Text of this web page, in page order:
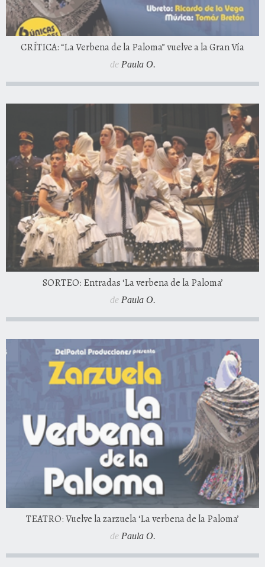
CRÍTICA: “La Verbena de la Paloma” vuelve a la Gran Vía
de Paula O.
SORTEO: Entradas ‘La verbena de la Paloma’
de Paula O.
TEATRO: Vuelve la zarzuela ‘La verbena de la Paloma’
de Paula O.